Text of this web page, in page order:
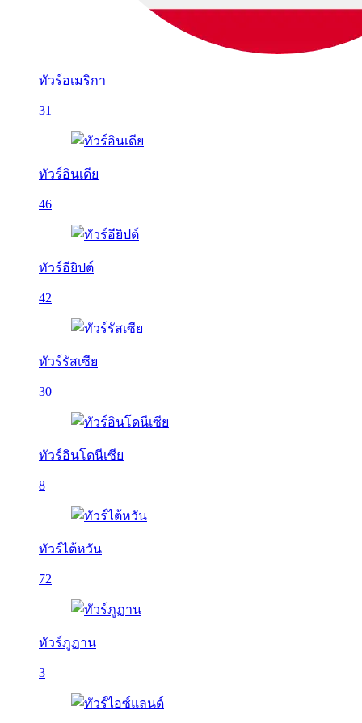
ทัวร์อเมริกา
31
ทัวร์อินเดีย
46
ทัวร์อียิปต์
42
ทัวร์รัสเซีย
30
ทัวร์อินโดนีเซีย
8
ทัวร์ไต้หวัน
72
ทัวร์ภูฏาน
3